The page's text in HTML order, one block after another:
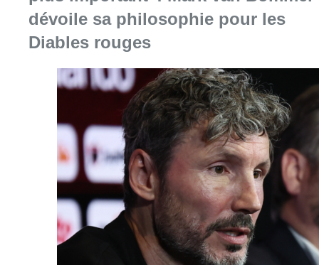
Consulter l'article "“La tactique doit être
1.000 places d’accueil menacées :
les associations bruxelloises
appellent à la mobilisation